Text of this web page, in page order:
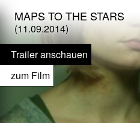
MAPS TO THE STARS
(11.09.2014)
Trailer anschauen
zum Film